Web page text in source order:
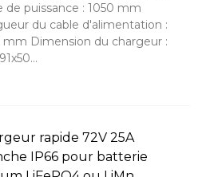
de puissance : 1050 mm
du cable d'alimentation :
mm Dimension du chargeur :
rapide 72V 25A
IP66 pour batterie